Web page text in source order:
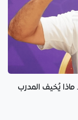
يُخيف المدرب